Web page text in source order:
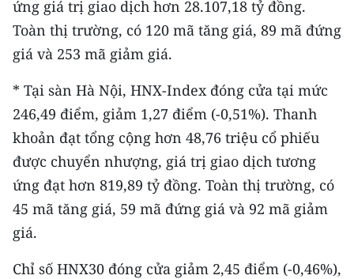
ứng giá trị giao dịch hơn 28.107,18 tỷ đồng.
Toàn thị trường, có 120 mã tăng giá, 89 mã đứng
giá và 253 mã giảm giá.
* Tại sàn Hà Nội, HNX-Index đóng cửa tại mức
246,49 điểm, giảm 1,27 điểm (-0,51%). Thanh
khoản đạt tổng cộng hơn 48,76 triệu cổ phiếu
được chuyển nhượng, giá trị giao dịch tương
ứng đạt hơn 819,89 tỷ đồng. Toàn thị trường, có
45 mã tăng giá, 59 mã đứng giá và 92 mã giảm
giá.
Chỉ số HNX30 đóng cửa giảm 2,45 điểm (-0,46%),